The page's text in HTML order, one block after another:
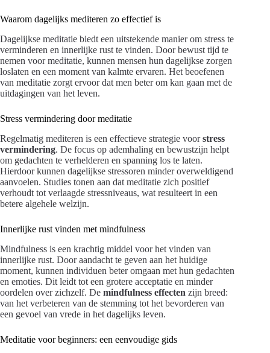
Waarom dagelijks mediteren zo effectief is
Dagelijkse meditatie biedt een uitstekende manier om stress te
verminderen en innerlijke rust te vinden. Door bewust tijd te
nemen voor meditatie, kunnen mensen hun dagelijkse zorgen
loslaten en een moment van kalmte ervaren. Het beoefenen
van meditatie zorgt ervoor dat men beter om kan gaan met de
uitdagingen van het leven.
Stress vermindering door meditatie
Regelmatig mediteren is een effectieve strategie voorstress
vermindering. De focus op ademhaling en bewustzijn helpt
om gedachten te verhelderen en spanning los te laten.
Hierdoor kunnen dagelijkse stressoren minder overweldigend
aanvoelen. Studies tonen aan dat meditatie zich positief
verhoudt tot verlaagde stressniveaus, wat resulteert in een
betere algehele welzijn.
Innerlijke rust vinden met mindfulness
Mindfulness is een krachtig middel voor het vinden van
innerlijke rust. Door aandacht te geven aan het huidige
moment, kunnen individuen beter omgaan met hun gedachten
en emoties. Dit leidt tot een grotere acceptatie en minder
oordelen over zichzelf. De mindfulness effecten zijn breed:
van het verbeteren van de stemming tot het bevorderen van
een gevoel van vrede in het dagelijks leven.
Meditatie voor beginners: een eenvoudige gids